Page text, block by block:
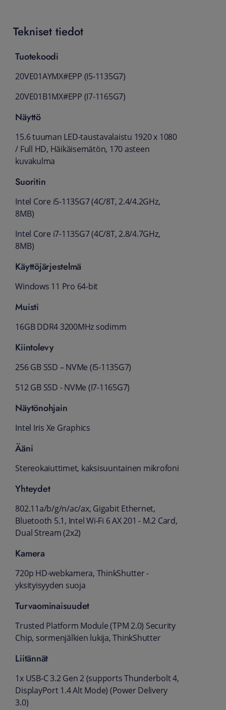
Tekniset tiedot
Tuotekoodi
20VE01AYMX#EPP (I5-1135G7)
20VE01B1MX#EPP (I7-1165G7)
Näyttö
15.6 tuuman LED-taustavalaistu 1920 x 1080
/ Full HD, Häikäisemätön, 170 asteen
kuvakulma
Suoritin
Intel Core i5-1135G7 (4C/8T, 2.4/4.2GHz,
8MB)
Intel Core i7-1135G7 (4C/8T, 2.8/4.7GHz,
8MB)
Käyttöjärjestelmä
Windows 11 Pro 64-bit
Muisti
16GB DDR4 3200MHz sodimm
Kiintolevy
256 GB SSD – NVMe (I5-1135G7)
512 GB SSD - NVMe (I7-1165G7)
Näytönohjain
Intel Iris Xe Graphics
Ääni
Stereokaiuttimet, kaksisuuntainen mikrofoni
Yhteydet
802.11a/b/g/n/ac/ax, Gigabit Ethernet,
Bluetooth 5.1, Intel Wi-Fi 6 AX 201 - M.2 Card,
Dual Stream (2x2)
Kamera
720p HD-webkamera, ThinkShutter -
yksityisyyden suoja
Turvaominaisuudet
Trusted Platform Module (TPM 2.0) Security
Chip, sormenjälkien lukija, ThinkShutter
Liitännät
1x USB-C 3.2 Gen 2 (supports Thunderbolt 4,
DisplayPort 1.4 Alt Mode) (Power Delivery
3.0)